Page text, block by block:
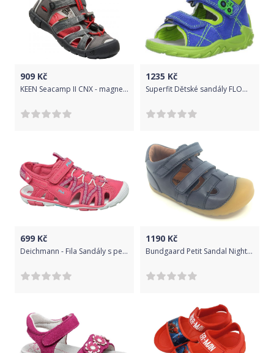
909 Kč
KEEN Seacamp II CNX - magnet/drizzle
1235 Kč
Superfit Dětské sandály FLOW modrá 23
699 Kč
Deichmann - Fila Sandály s pevnou špičkou 36 růžová
1190 Kč
Bundgaard Petit Sandal Night Sky Velikost: 20